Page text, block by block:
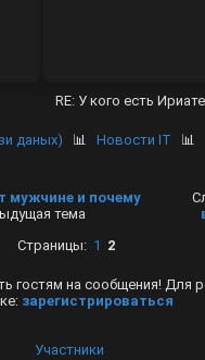
RE: У кого есть
даных) 📊Новости IT
📊
мужчине и почему
тема
Страницы: 1 2
гостям на сообщения! Для
зарегистрироваться
Участники